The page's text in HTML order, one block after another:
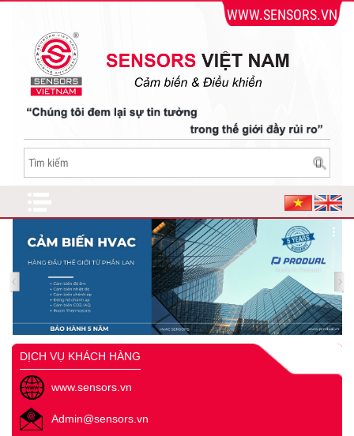
WWW.SENSORS.VN
DỊCH VỤ KHÁCH HÀNG
www.sensors.vn
Admin@sensors.vn